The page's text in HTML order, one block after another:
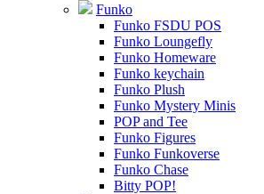
Funko
Funko FSDU POS
Funko Loungefly
Funko Homeware
Funko keychain
Funko Plush
Funko Mystery Minis
POP and Tee
Funko Figures
Funko Funkoverse
Funko Chase
Bitty POP!